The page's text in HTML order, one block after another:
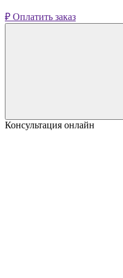
₽ Оплатить заказ
Консультация онлайн